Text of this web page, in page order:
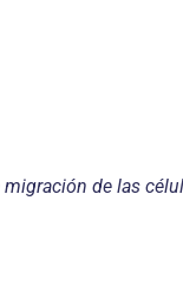
de las